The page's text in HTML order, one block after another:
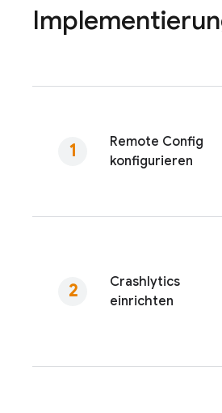
Remote Config
konfigurieren
Crashlytics
einrichten